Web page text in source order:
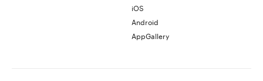
iOS
Android
AppGallery